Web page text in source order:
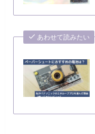
あわせて読みたい